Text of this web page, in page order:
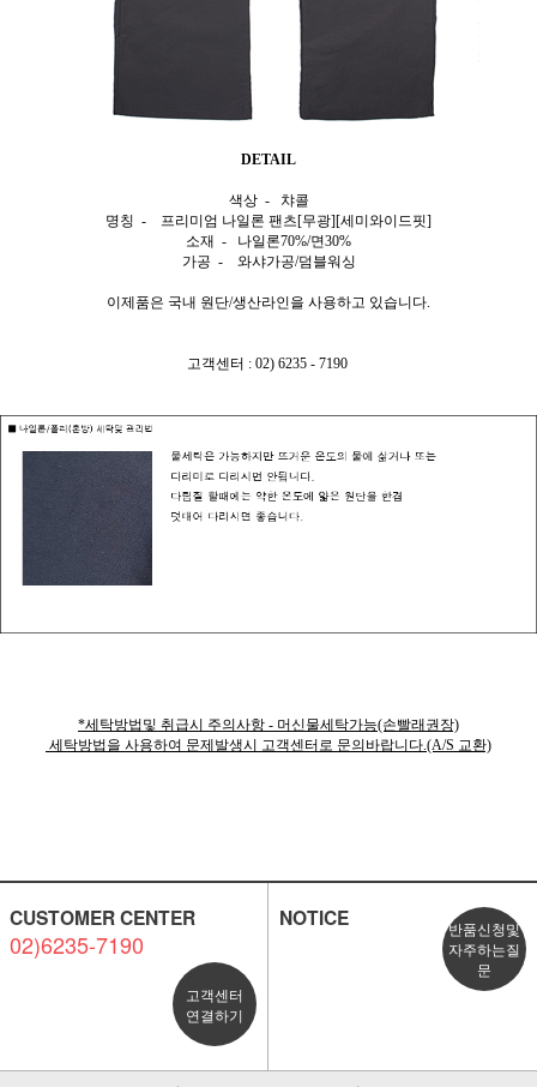
DETAIL
색상 - 챠콜
명칭 - 프리미엄 나일론 팬츠[무광][세미와이드핏]
소재 - 나일론70%/면30%
가공 - 와샤가공/덤블워싱
이제품은 국내 원단/생산라인을 사용하고 있습니다.
고객센터 : 02) 6235 - 7190
*세탁방법및 취급시 주의사항 - 머신물세탁가능(손빨래권장)
세탁방법을 사용하여 문제발생시 고객센터로 문의바랍니다.(A/S 교환)
CUSTOMER CENTER
02)6235-7190
고객센터
연결하기
NOTICE
반품신청및
자주하는질
문